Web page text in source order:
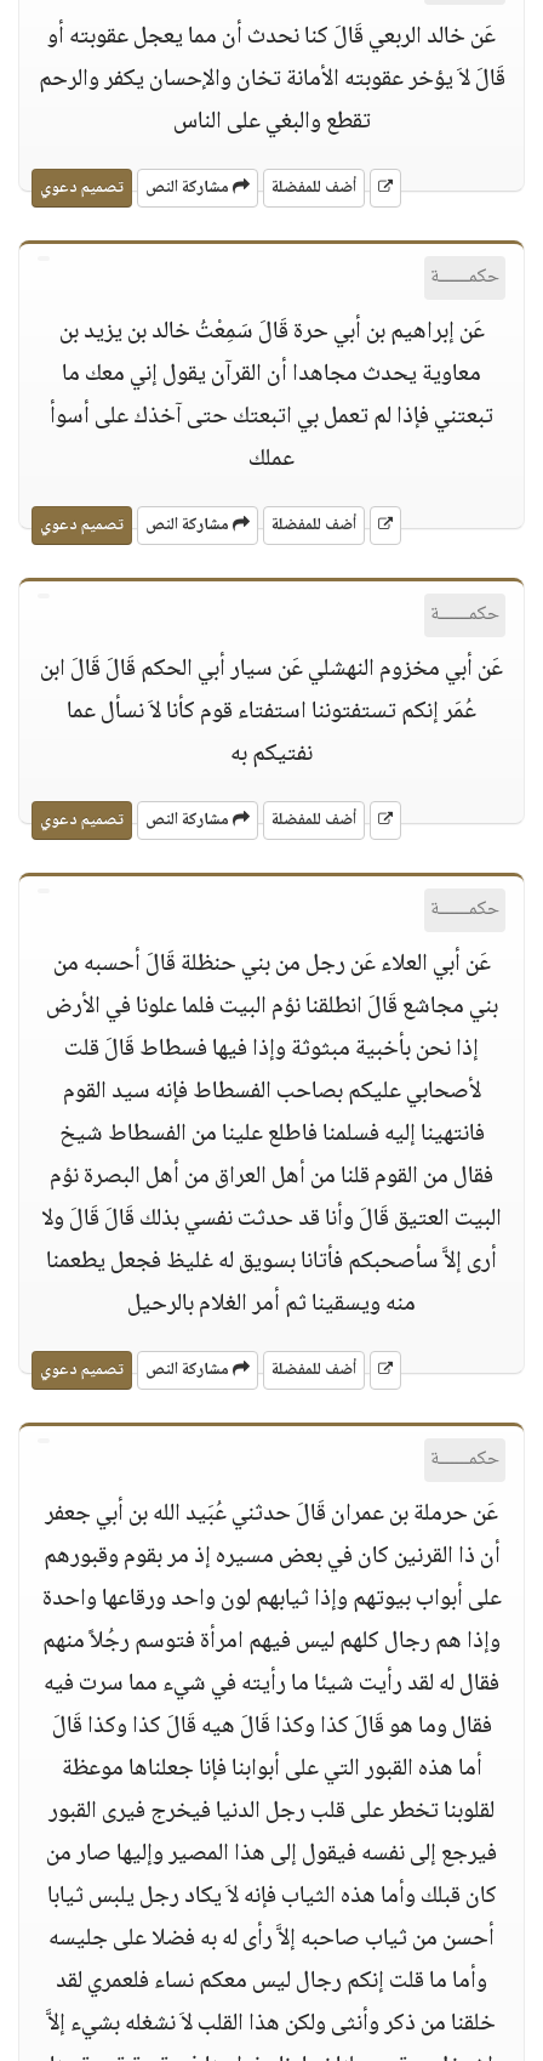
عَن خالد الربعي قَالَ كنا نحدث أن مما يعجل عقوبته أو
قَالَ لاَ يؤخر عقوبته الأمانة تخان والإحسان يكفر والرحم
تقطع والبغي على الناس
أضف للمفضلة مشاركة النص تصميم دعوي
حكمــــــة
عَن إبراهيم بن أبي حرة قَالَ سَمِعْتُ خالد بن يزيد بن
معاوية يحدث مجاهدا أن القرآن يقول إني معك ما
تبعتني فإذا لم تعمل بي اتبعتك حتى آخذك على أسوأ
عملك
أضف للمفضلة مشاركة النص تصميم دعوي
حكمــــــة
عَن أبي مخزوم النهشلي عَن سيار أبي الحكم قَالَ قَالَ ابن
عُمَر إنكم تستفتوننا استفتاء قوم كأنا لاَ نسأل عما
نفتيكم به
أضف للمفضلة مشاركة النص تصميم دعوي
حكمــــــة
عَن أبي العلاء عَن رجل من بني حنظلة قَالَ أحسبه من
بني مجاشع قَالَ انطلقنا نؤم البيت فلما علونا في الأرض
إذا نحن بأخبية مبثوثة وإذا فيها فسطاط قَالَ قلت
لأصحابي عليكم بصاحب الفسطاط فإنه سيد القوم
فانتهينا إليه فسلمنا فاطلع علينا من الفسطاط شيخ
فقال من القوم قلنا من أهل العراق من أهل البصرة نؤم
البيت العتيق قَالَ وأنا قد حدثت نفسي بذلك قَالَ قَالَ ولا
أرى إلاَّ سأصحبكم فأتانا بسويق له غليظ فجعل يطعمنا
منه ويسقينا ثم أمر الغلام بالرحيل
أضف للمفضلة مشاركة النص تصميم دعوي
حكمــــــة
عَن حرملة بن عمران قَالَ حدثني عُبَيد الله بن أبي جعفر
أن ذا القرنين كان في بعض مسيره إذ مر بقوم وقبورهم
على أبواب بيوتهم وإذا ثيابهم لون واحد ورقاعها واحدة
وإذا هم رجال كلهم ليس فيهم امرأة فتوسم رجُلاً منهم
فقال له لقد رأيت شيئا ما رأيته في شيء مما سرت فيه
فقال وما هو قَالَ كذا وكذا قَالَ هيه قَالَ كذا وكذا قَالَ
أما هذه القبور التي على أبوابنا فإنا جعلناها موعظة
لقلوبنا تخطر على قلب رجل الدنيا فيخرج فيرى القبور
فيرجع إلى نفسه فيقول إلى هذا المصير وإليها صار من
كان قبلك وأما هذه الثياب فإنه لاَ يكاد رجل يلبس ثيابا
أحسن من ثياب صاحبه إلاَّ رأى له به فضلا على جليسه
وأما ما قلت إنكم رجال ليس معكم نساء فلعمري لقد
خلقنا من ذكر وأنثى ولكن هذا القلب لاَ نشغله بشيء إلاَّ